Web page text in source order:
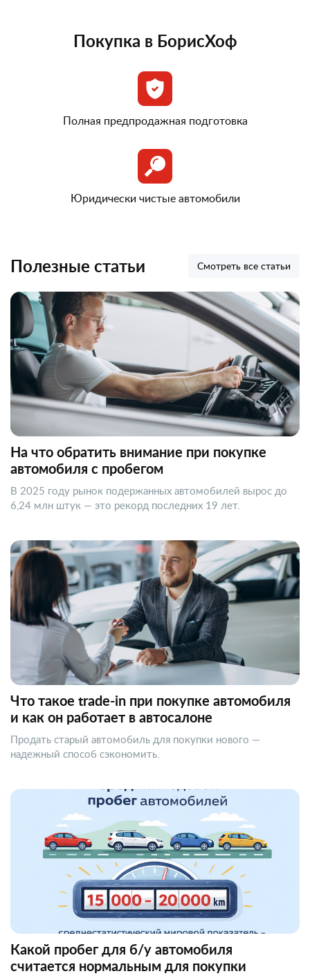
Покупка в БорисХоф
Полная предпродажная подготовка
Юридически чистые автомобили
Полезные статьи Смотреть все статьи
На что обратить внимание при покупке
автомобиля с пробегом
В 2025 году рынок подержанных автомобилей вырос до
6,24 млн штук — это рекорд последних 19 лет.
Что такое trade-in при покупке автомобиля
и как он работает в автосалоне
Продать старый автомобиль для покупки нового —
надежный способ сэкономить.
Какой пробег для б/у автомобиля
считается нормальным для покупки